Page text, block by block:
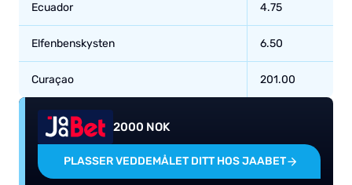
Ecuador 4.75
Elfenbenskysten 6.50
Curaçao 201.00
2000 NOK
PLASSER VEDDEMÅLET DITT HOS JAABET